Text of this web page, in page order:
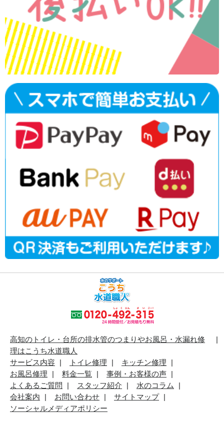
高知のトイレ・台所の排水管のつまりやお風呂・水漏れ修
理はこうち水道職人
サービス内容
トイレ修理
キッチン修理
お風呂修理
料金一覧
事例・お客様の声
よくあるご質問
スタッフ紹介
水のコラム
会社案内
お問い合わせ
サイトマップ
ソーシャルメディアポリシー